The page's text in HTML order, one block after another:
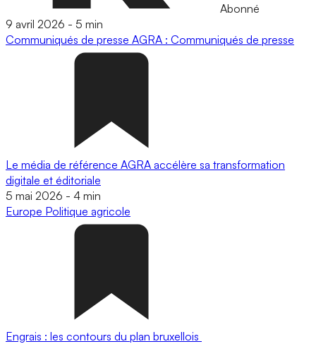
Abonné
9 avril 2026 - 5 min
Communiqués de presse AGRA : Communiqués de presse
Le média de référence AGRA accélère sa transformation
digitale et éditoriale
5 mai 2026 - 4 min
Europe Politique agricole
Engrais : les contours du plan bruxellois